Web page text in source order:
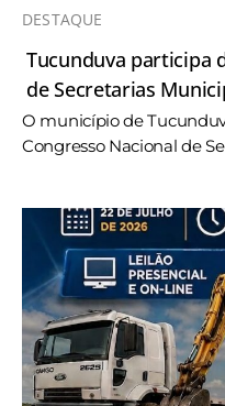
DESTAQUE
Tucunduva participa
de Secretarias
O município de
Congresso Nacional de